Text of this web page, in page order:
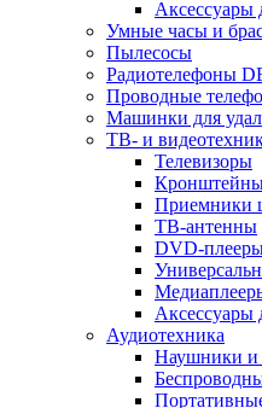
Аксессуары
Умные часы и
Пылесосы
Радиотелефоны
Проводные
Машинки для
ТВ- и
Телевизоры
Приемники
ТВ-антенны
DVD-
Аксессуары
Аудиотехника
Наушники и